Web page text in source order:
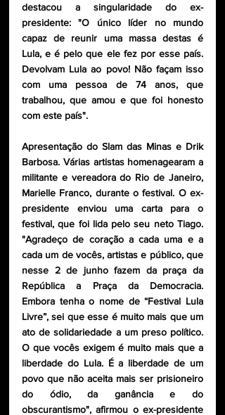
destacou a singularidade do ex-
presidente: "O único líder no mundo
capaz de reunir uma massa destas é
Lula, e é pelo que ele fez por esse país.
Devolvam Lula ao povo! Não façam isso
com uma pessoa de 74 anos, que
trabalhou, que amou e que foi honesto
com este país".
Apresentação do Slam das Minas e Drik
Barbosa. Várias artistas homenagearam a
militante e vereadora do Rio de Janeiro,
Marielle Franco, durante o festival. O ex-
presidente enviou uma carta para o
festival, que foi lida pelo seu neto Tiago.
"Agradeço de coração a cada uma e a
cada um de vocês, artistas e público, que
nesse 2 de junho fazem da praça da
República a Praça da Democracia.
Embora tenha o nome de “Festival Lula
Livre”, sei que esse é muito mais que um
ato de solidariedade a um preso político.
O que vocês exigem é muito mais que a
liberdade do Lula. É a liberdade de um
povo que não aceita mais ser prisioneiro
do ódio, da ganância e do
obscurantismo", afirmou o ex-presidente